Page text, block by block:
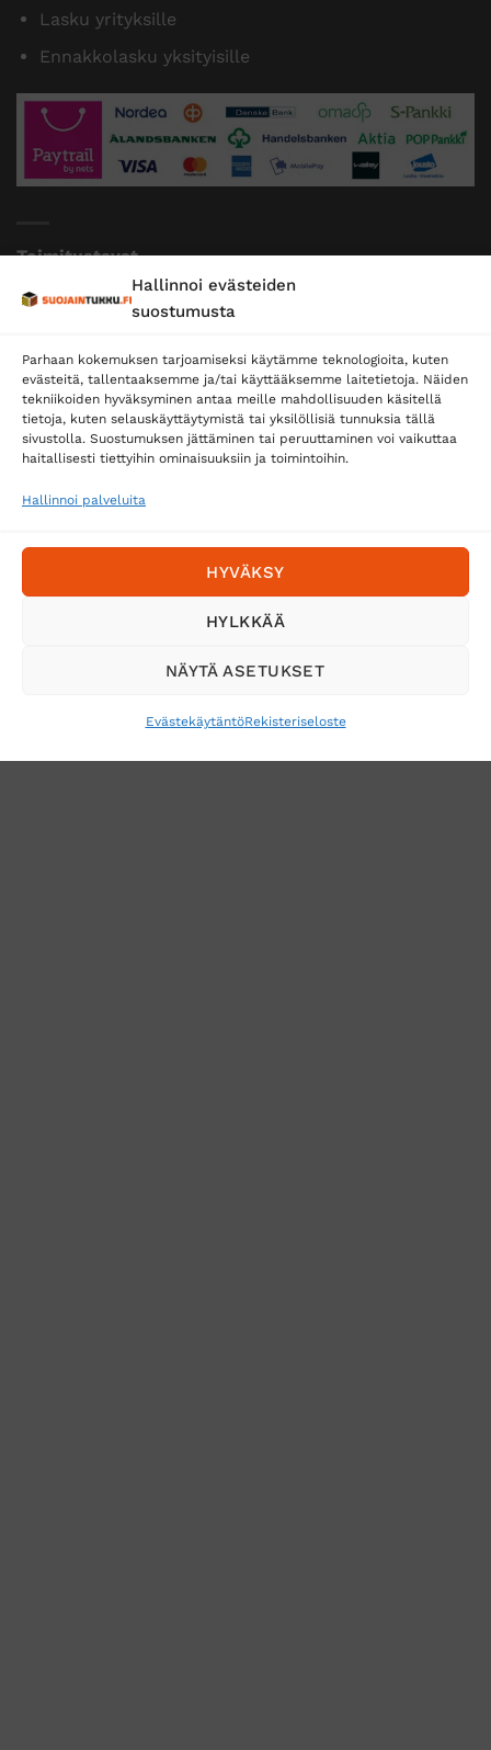
Hallinnoi evästeiden
suostumusta
Parhaan kokemuksen tarjoamiseksi käytämme teknologioita, kuten
evästeitä, tallentaaksemme ja/tai käyttääksemme laitetietoja. Näiden
tekniikoiden hyväksyminen antaa meille mahdollisuuden käsitellä
tietoja, kuten selauskäyttäytymistä tai yksilöllisiä tunnuksia tällä
sivustolla. Suostumuksen jättäminen tai peruuttaminen voi vaikuttaa
haitallisesti tiettyihin ominaisuuksiin ja toimintoihin.
Hallinnoi palveluita
HYVÄKSY
HYLKKÄÄ
NÄYTÄ ASETUKSET
EvästekäytäntöRekisteriseloste
Lasku yrityksille
Ennakkolasku yksityisille
Toimitustavat
Posti
Postnord
Tilaa uutiskirje ja saat erikoisalennuksia